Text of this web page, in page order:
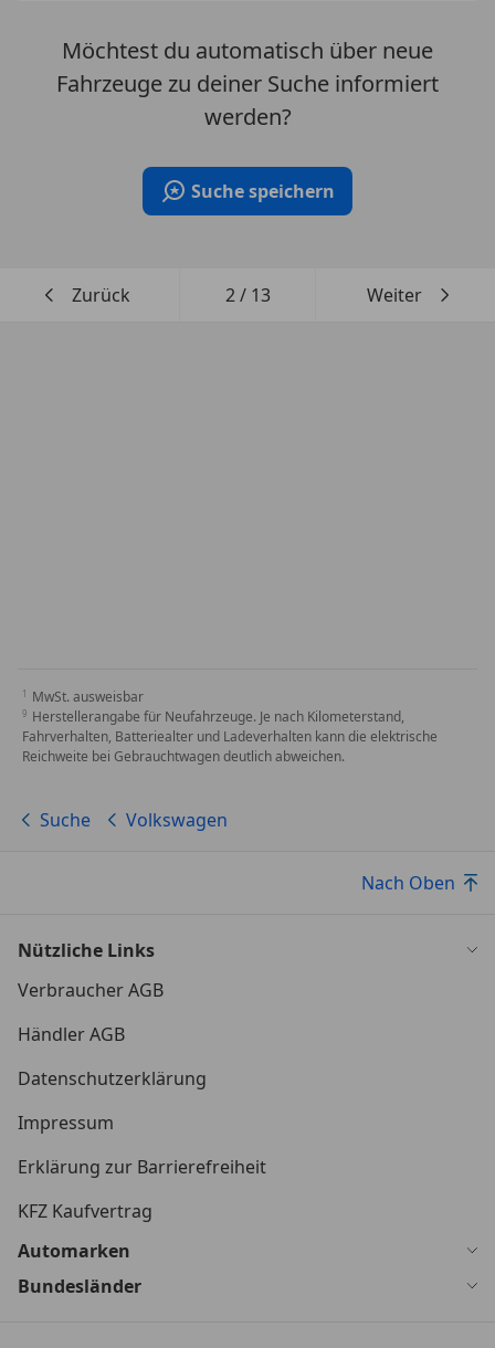
Möchtest du automatisch über neue
Fahrzeuge zu deiner Suche informiert
werden?
Suche speichern
Zurück 2/ 13 Weiter
MwSt. ausweisbar
Herstellerangabe für Neufahrzeuge. Je nach Kilometerstand,
Fahrverhalten, Batteriealter und Ladeverhalten kann die elektrische
Reichweite bei Gebrauchtwagen deutlich abweichen.
Suche Volkswagen
Nach Oben
Nützliche Links
Verbraucher AGB
Händler AGB
Datenschutzerklärung
Impressum
Erklärung zur Barrierefreiheit
KFZ Kaufvertrag
Automarken
Bundesländer